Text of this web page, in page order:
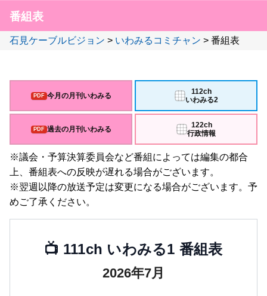
番組表
石見ケーブルビジョン > いわみるコミチャン > 番組表
今月の月刊いわみる
過去の月刊いわみる
112ch
いわみる2
122ch
行政情報
※議会・予算決算委員会など番組によっては編集の都合
上、番組表への反映が遅れる場合がございます。
※翌週以降の放送予定は変更になる場合がございます。予
めご了承ください。
📺 111ch いわみる1 番組表
2026年7月